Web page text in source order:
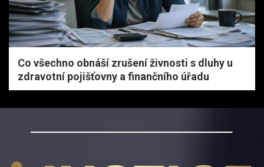
Co všechno obnáší zrušení živnosti s dluhy u
zdravotní pojišťovny a finančního úřadu